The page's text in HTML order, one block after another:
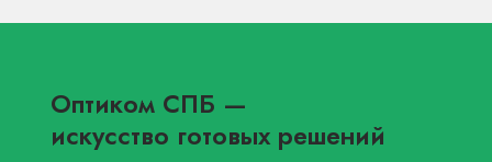
Оптиком СПБ —
искусство готовых решений